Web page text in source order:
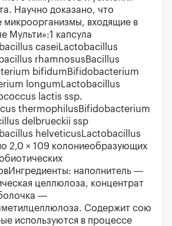
Научно доказано, что
микроорганизмы, входящие в
Мульти»:1 капсула
caseiLactobacillus
rhamnosusBacillus
bifidumBifidobacterium
longumLactobacillus
lactis ssp.
thermophilusBifidobacterium
delbrueckii ssp
helveticusLactobacillus
2,0 × 109 колониеобразующих
наполнитель —
целлюлоза, концентрат
—
Содержит сою
используются в процессе